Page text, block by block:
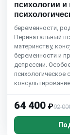
психологии
беременности,
Перинатальный
материнству,
беременности и
депрессии.
психологическое
64 400 ₽92